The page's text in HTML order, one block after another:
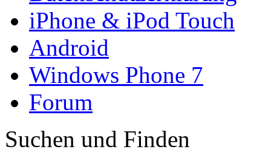
iPhone & iPod Touch
Android
Windows Phone 7
Forum
Suchen und Finden